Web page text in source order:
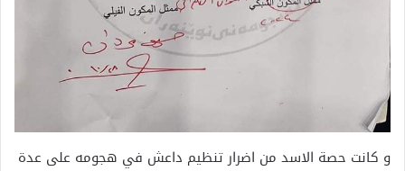
و كانت حصة الاسد من اضرار تنظيم داعش في هجومه على عدة